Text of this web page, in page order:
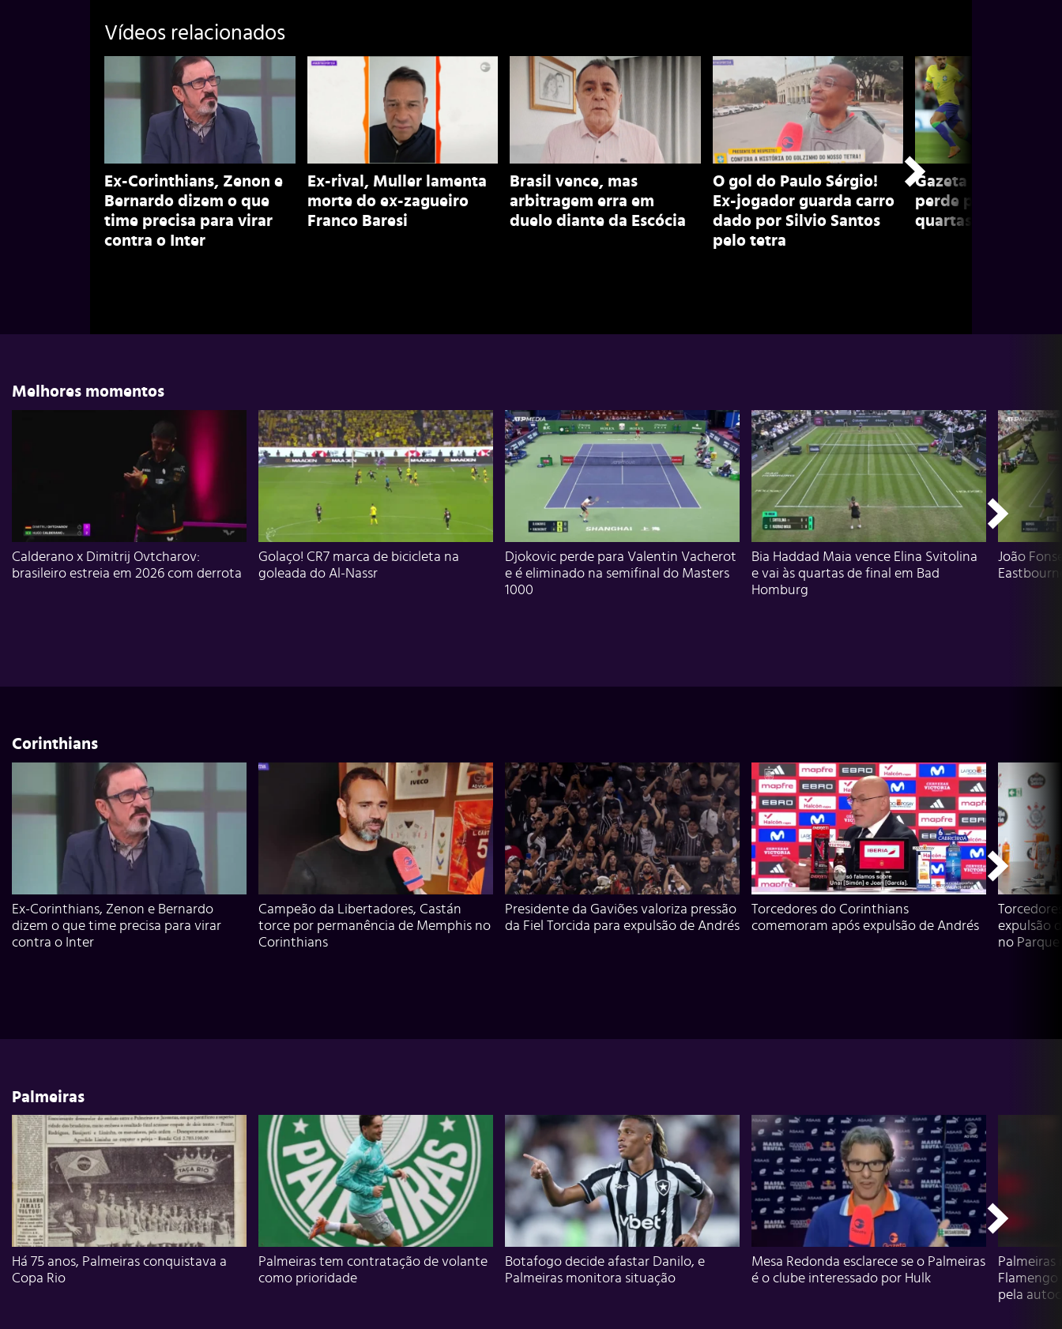
Vídeos relacionados
Ex-Corinthians, Zenon e
Bernardo dizem o que
time precisa para virar
contra o Inter
Ex-rival, Muller lamenta
morte do ex-zagueiro
Franco Baresi
Brasil vence, mas
arbitragem erra em
duelo diante da Escócia
O gol do Paulo Sérgio!
Ex-jogador guarda carro
dado por Silvio Santos
pelo tetra
Gazeta na Copa:
perde para
quartas em 2018 e
Melhores momentos
Calderano x Dimitrij Ovtcharov:
brasileiro estreia em 2026 com derrota
Golaço! CR7 marca de bicicleta na
goleada do Al-Nassr
Djokovic perde para Valentin Vacherot
e é eliminado na semifinal do Masters
1000
Bia Haddad Maia vence Elina Svitolina
e vai às quartas de final em Bad
Homburg
João
Corinthians
Ex-Corinthians, Zenon e Bernardo
dizem o que time precisa para virar
contra o Inter
Campeão da Libertadores, Castán
torce por permanência de Memphis no
Corinthians
Presidente da Gaviões valoriza pressão
da Fiel Torcida para expulsão de Andrés
Torcedores do Corinthians
comemoram após expulsão de Andrés
expulsão
no Parque
Palmeiras
Há 75 anos, Palmeiras conquistava a
Copa Rio
Palmeiras tem contratação de volante
como prioridade
Botafogo decide afastar Danilo, e
Palmeiras monitora situação
Mesa Redonda esclarece se o Palmeiras
é o clube interessado por Hulk
Flamengo
pela